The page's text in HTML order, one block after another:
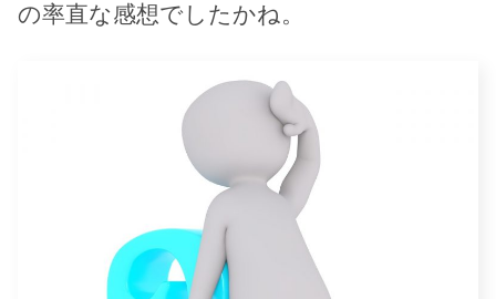
の率直な感想でしたかね。